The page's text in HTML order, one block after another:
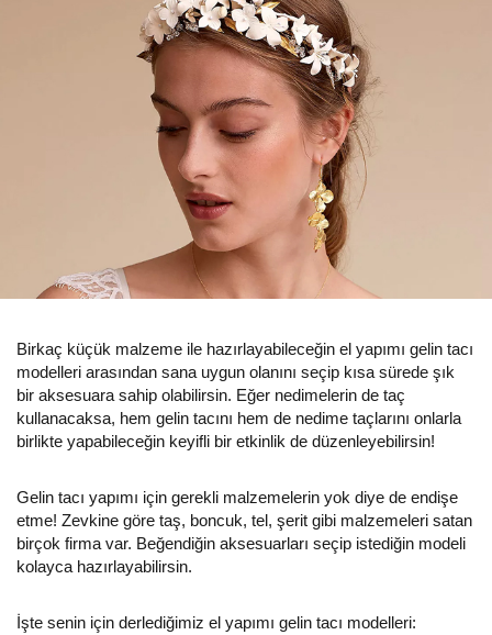
Birkaç küçük malzeme ile hazırlayabileceğin el yapımı gelin tacı
modelleri arasından sana uygun olanını seçip kısa sürede şık
bir aksesuara sahip olabilirsin. Eğer nedimelerin de taç
kullanacaksa, hem gelin tacını hem de nedime taçlarını onlarla
birlikte yapabileceğin keyifli bir etkinlik de düzenleyebilirsin!
Gelin tacı yapımı için gerekli malzemelerin yok diye de endişe
etme! Zevkine göre taş, boncuk, tel, şerit gibi malzemeleri satan
birçok firma var. Beğendiğin aksesuarları seçip istediğin modeli
kolayca hazırlayabilirsin.
İşte senin için derlediğimiz el yapımı gelin tacı modelleri: